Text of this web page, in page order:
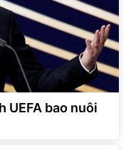
UEFA bao nuôi